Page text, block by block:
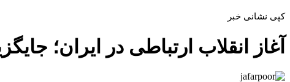
کپی نشانی خبر
آغاز انقلاب ارتباطی در ایران؛